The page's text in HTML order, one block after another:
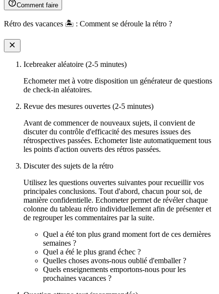
Comment faire
Rétro des vacances 🏝 : Comment se déroule la rétro ?
Icebreaker aléatoire (2-5 minutes)
Echometer met à votre disposition un générateur de questions
de check-in aléatoires.
Revue des mesures ouvertes (2-5 minutes)
Avant de commencer de nouveaux sujets, il convient de
discuter du contrôle d'efficacité des mesures issues des
rétrospectives passées. Echometer liste automatiquement tous
les points d'action ouverts des rétros passées.
Discuter des sujets de la rétro
Utilisez les questions ouvertes suivantes pour recueillir vos
principales conclusions. Tout d'abord, chacun pour soi, de
manière confidentielle. Echometer permet de révéler chaque
colonne du tableau rétro individuellement afin de présenter et
de regrouper les commentaires par la suite.
Quel a été ton plus grand moment fort de ces dernières
semaines ?
Quel a été le plus grand échec ?
Quelles choses avons-nous oublié d'emballer ?
Quels enseignements emportons-nous pour les
prochaines vacances ?